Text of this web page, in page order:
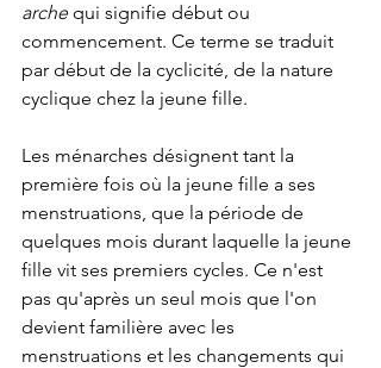
arche qui signifie début ou
commencement. Ce terme se traduit
par début de la cyclicité, de la nature
cyclique chez la jeune fille.
Les ménarches désignent tant la
première fois où la jeune fille a ses
menstruations, que la période de
quelques mois durant laquelle la jeune
fille vit ses premiers cycles. Ce n'est
pas qu'après un seul mois que l'on
devient familière avec les
menstruations et les changements qui